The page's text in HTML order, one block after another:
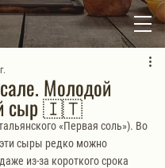
Молодой
сыр 🇮🇹
«Первая соль»). Во
эти сыры редко можно
из-за короткого срока